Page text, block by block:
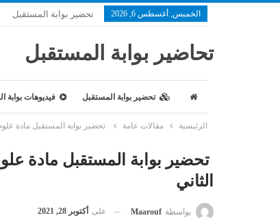
الخميس, أغسطس 6, 2026 تحضير بوابة المستقبل
تحاضير بوابة المستقبل
تحضير بوابة المستقبل فيديوهات بوابة
الرئيسية مقالات عامة تحضير بوابة المستقبل مادة
تحضير بوابة المستقبل مادة
الثاني
بواسطة Maarouf على أكتوبر 28, 2021